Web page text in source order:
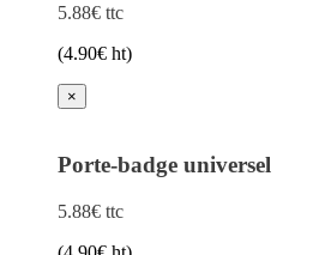
5.88€ ttc
(4.90€ ht)
×
Porte-badge universel
5.88€ ttc